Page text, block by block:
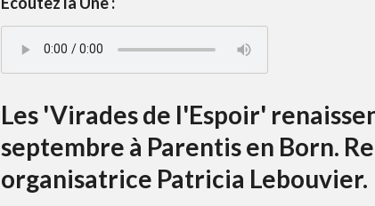
Les 'Virades de l'Espoir'
septembre à Parentis en Born.
organisatrice Patricia Lebouvier.